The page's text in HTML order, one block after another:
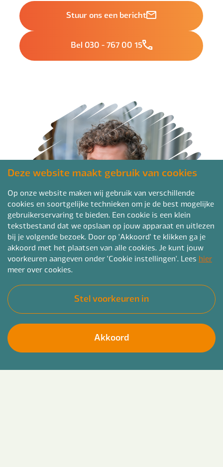
Deze website maakt gebruik van cookies
Op onze website maken wij gebruik van verschillende
cookies en soortgelijke technieken om je de best mogelijke
gebruikerservaring te bieden. Een cookie is een klein
tekstbestand dat we opslaan op jouw apparaat en uitlezen
bij je volgende bezoek. Door op 'Akkoord' te klikken ga je
akkoord met het plaatsen van alle cookies. Je kunt jouw
voorkeuren aangeven onder 'Cookie instellingen'. Lees hier
meer over cookies.
Stel voorkeuren in
Akkoord
Stuur ons een bericht
Bel 030 - 767 00 15